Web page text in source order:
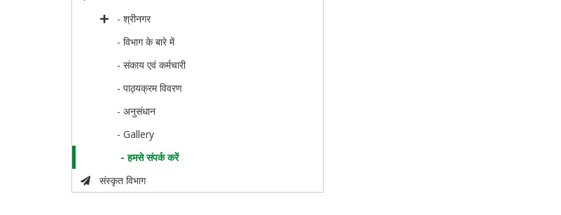
- श्रीनगर
- विभाग के बारे में
- संकाय एवं कर्मचारी
- पाठ्यक्रम विवरण
- अनुसंधान
- Gallery
- हमसे संपर्क करें
संस्कृत विभाग